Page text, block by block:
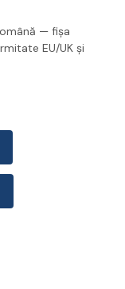
— fișa
EU/UK și